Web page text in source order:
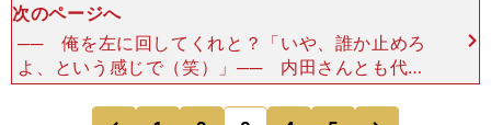
次のページへ
── 俺を左に回してくれと？「いや、誰か止めろ
よ、という感じで（笑）」── 内田さんとも代表
でチームメイトでしたが、どういうところにすごみ
を感じましたか。「ボールの持ち方もよかったし、